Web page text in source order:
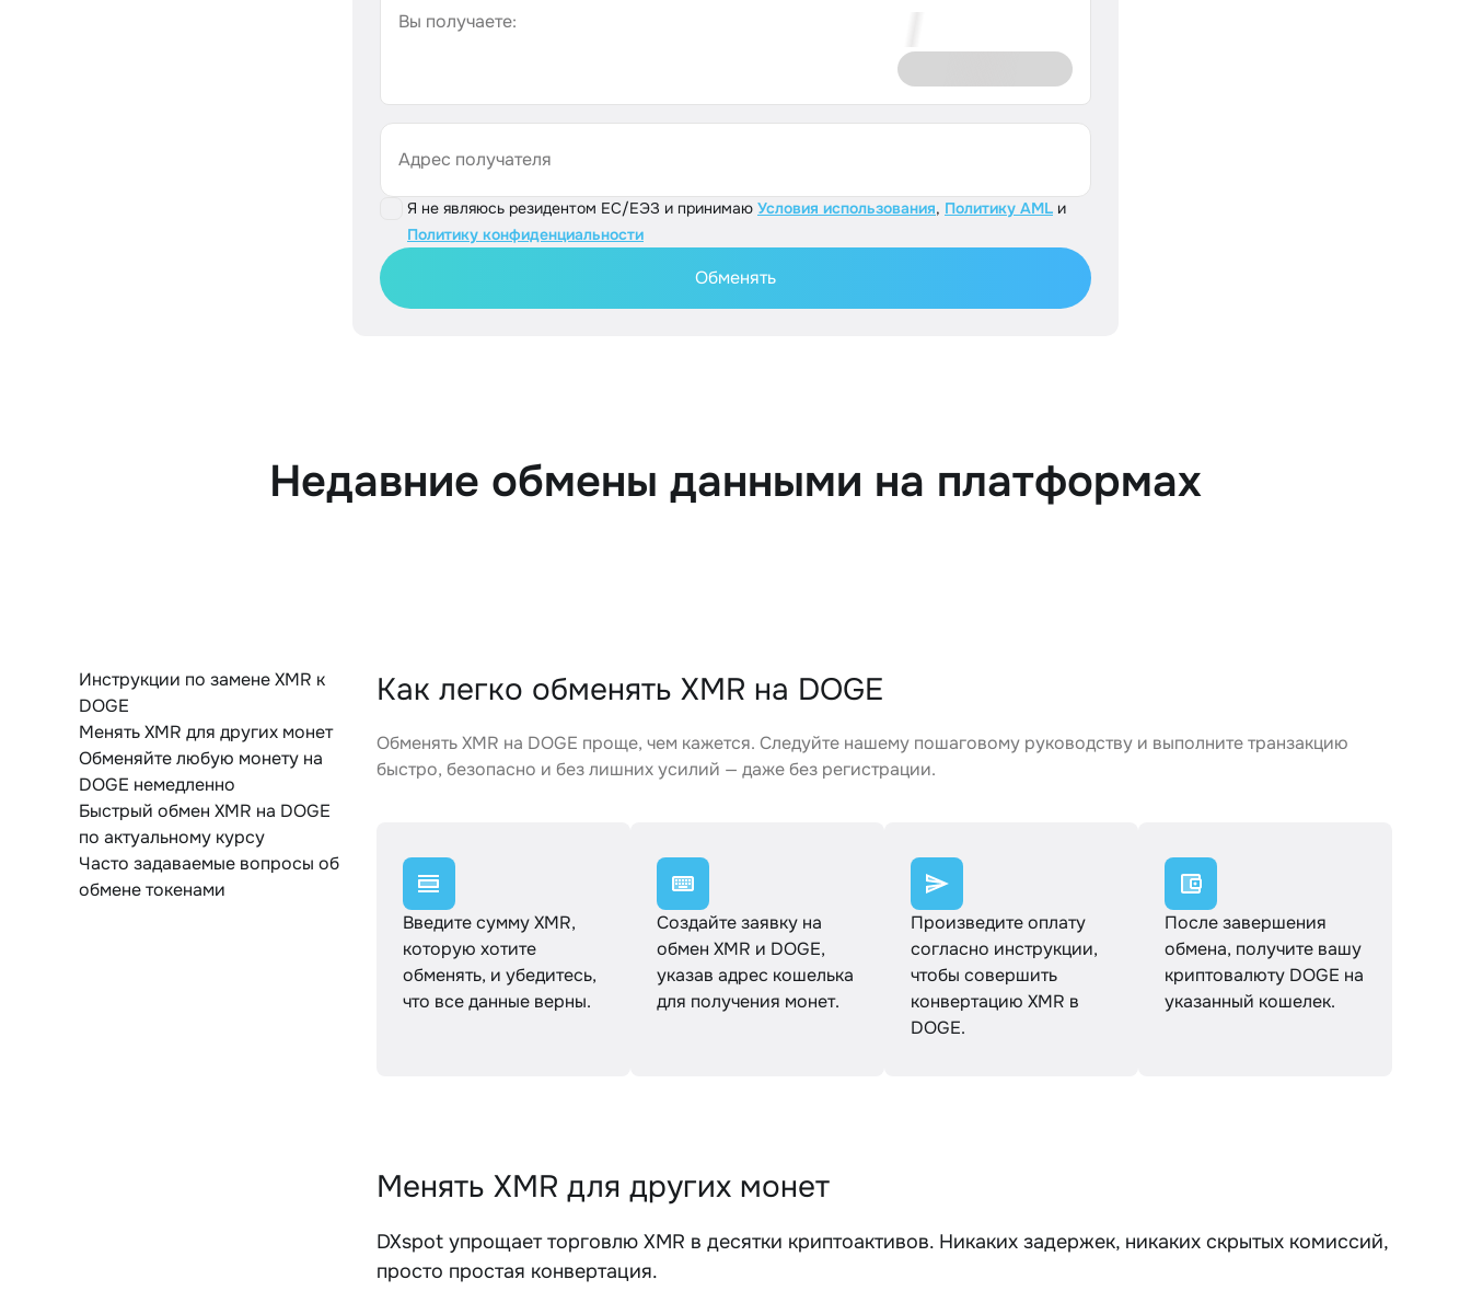
Вы получаете:
Адрес получателя
Я не являюсь резидентом ЕС/ЕЭЗ и принимаю Условия использования, Политику AML и
Политику конфиденциальности
Обменять
Недавние обмены данными на платформах
Инструкции по замене XMR к
DOGE
Менять XMR для других монет
Обменяйте любую монету на
DOGE немедленно
Быстрый обмен XMR на DOGE
по актуальному курсу
Часто задаваемые вопросы об
обмене токенами
Как легко обменять XMR на DOGE
Обменять XMR на DOGE проще, чем кажется. Следуйте нашему пошаговому руководству и выполните транзакцию
быстро, безопасно и без лишних усилий — даже без регистрации.
Введите сумму XMR,
которую хотите
обменять, и убедитесь,
что все данные верны.
Создайте заявку на
обмен XMR и DOGE,
указав адрес кошелька
для получения монет.
Произведите оплату
согласно инструкции,
чтобы совершить
конвертацию XMR в
DOGE.
После завершения
обмена, получите вашу
криптовалюту DOGE на
указанный кошелек.
Менять XMR для других монет
DXspot упрощает торговлю XMR в десятки криптоактивов. Никаких задержек, никаких скрытых комиссий,
просто простая конвертация.